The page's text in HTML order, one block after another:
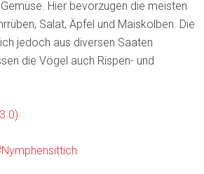
Hier bevorzugen die meisten
Salat, Äpfel und Maiskolben. Die
jedoch aus diversen Saaten
die Vögel auch Rispen- und
Nymphensittich